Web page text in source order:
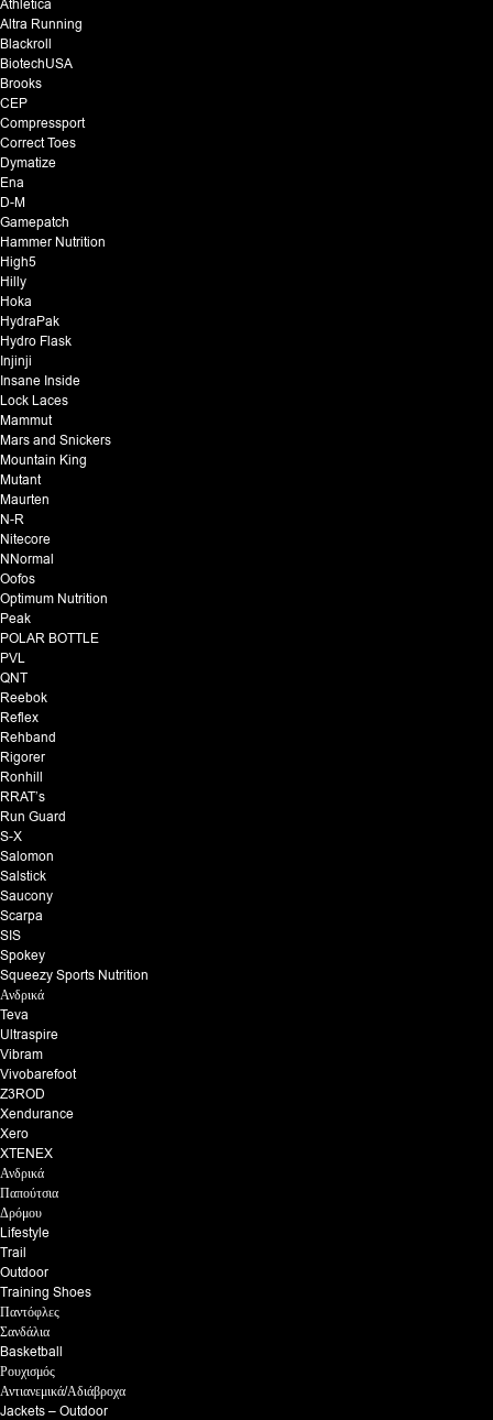
Athletica
Altra Running
Blackroll
BiotechUSA
Brooks
CEP
Compressport
Correct Toes
Dymatize
Ena
D-M
Gamepatch
Hammer Nutrition
High5
Hilly
Hoka
HydraPak
Hydro Flask
Injinji
Insane Inside
Lock Laces
Mammut
Mars and Snickers
Mountain King
Mutant
Maurten
N-R
Nitecore
NNormal
Oofos
Optimum Nutrition
Peak
POLAR BOTTLE
PVL
QNT
Reebok
Reflex
Rehband
Rigorer
Ronhill
RRAT’s
Run Guard
S-X
Salomon
Salstick
Saucony
Scarpa
SIS
Spokey
Squeezy Sports Nutrition
Ανδρικά
Teva
Ultraspire
Vibram
Vivobarefoot
Z3ROD
Xendurance
Xero
XTENEX
Ανδρικά
Παπούτσια
Δρόμου
Lifestyle
Trail
Outdoor
Training Shoes
Παντόφλες
Σανδάλια
Basketball
Ρουχισμός
Αντιανεμικά/Αδιάβροχα
Jackets – Outdoor